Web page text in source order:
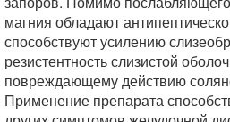
магния обладают
способствуют усилению
резистентность слизистой
повреждающему действию
Применение препарата